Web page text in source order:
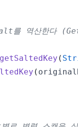
getSaltedKey (
(